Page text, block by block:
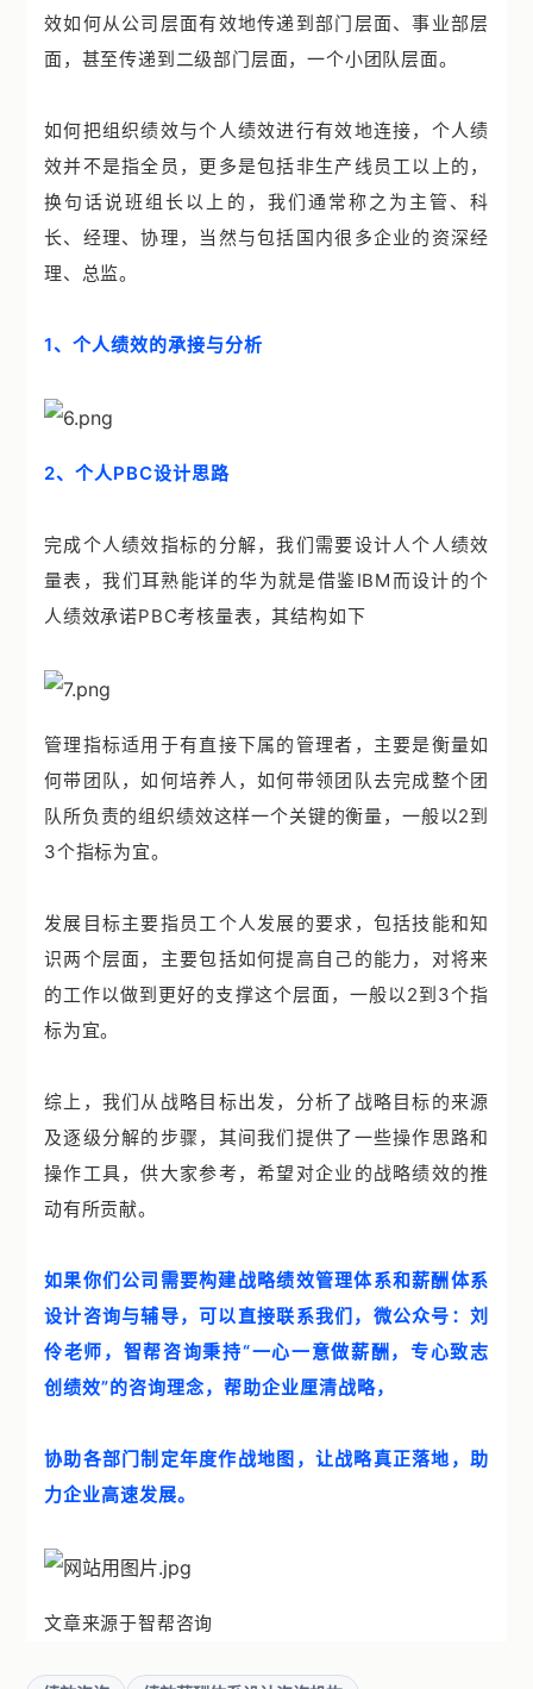
效如何从公司层面有效地传递到部门层面、事业部层
面，甚至传递到二级部门层面，一个小团队层面。
如何把组织绩效与个人绩效进行有效地连接，个人绩
效并不是指全员，更多是包括非生产线员工以上的，
换句话说班组长以上的，我们通常称之为主管、科
长、经理、协理，当然与包括国内很多企业的资深经
理、总监。
1、个人绩效的承接与分析
2、个人PBC设计思路
完成个人绩效指标的分解，我们需要设计人个人绩效
量表，我们耳熟能详的华为就是借鉴IBM而设计的个
人绩效承诺PBC考核量表，其结构如下
管理指标适用于有直接下属的管理者，主要是衡量如
何带团队，如何培养人，如何带领团队去完成整个团
队所负责的组织绩效这样一个关键的衡量，一般以2到
3个指标为宜。
发展目标主要指员工个人发展的要求，包括技能和知
识两个层面，主要包括如何提高自己的能力，对将来
的工作以做到更好的支撑这个层面，一般以2到3个指
标为宜。
综上，我们从战略目标出发，分析了战略目标的来源
及逐级分解的步骤，其间我们提供了一些操作思路和
操作工具，供大家参考，希望对企业的战略绩效的推
动有所贡献。
如果你们公司需要构建战略绩效管理体系和薪酬体系
设计咨询与辅导，可以直接联系我们，微公众号：刘
伶老师，智帮咨询秉持“一心一意做薪酬，专心致志
创绩效”的咨询理念，帮助企业厘清战略，
协助各部门制定年度作战地图，让战略真正落地，助
力企业高速发展。
文章来源于智帮咨询